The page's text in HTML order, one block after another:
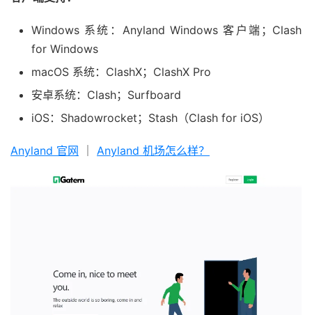
Windows 系统：Anyland Windows 客户端；Clash
for Windows
macOS 系统：ClashX；ClashX Pro
安卓系统：Clash；Surfboard
iOS：Shadowrocket；Stash（Clash for iOS）
Anyland 官网 Anyland 机场怎么样？